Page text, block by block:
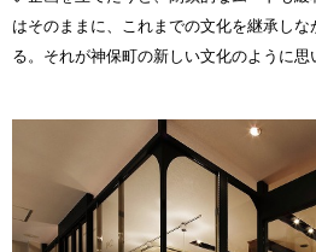
はそのままに、これまでの文化を継承し
る。それが神保町の新しい文化のように思